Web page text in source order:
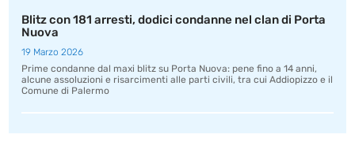
Blitz con 181 arresti, dodici condanne nel clan di Porta
Nuova
19 Marzo 2026
Prime condanne dal maxi blitz su Porta Nuova: pene fino a 14 anni,
alcune assoluzioni e risarcimenti alle parti civili, tra cui Addiopizzo e il
Comune di Palermo